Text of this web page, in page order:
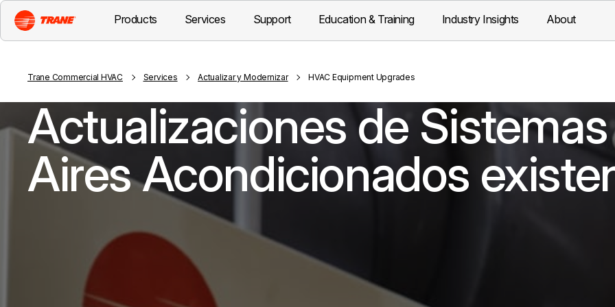
Products Services Support Education & Training Industry Insights About
Trane Commercial HVAC Services Actualizar y Modernizar HVAC Equipment Upgrades
Actualizaciones de
Aires Acondicionados